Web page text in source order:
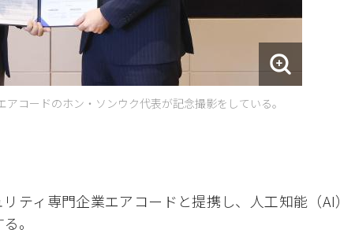
コードのホン・ソンウク代表が記念撮影をしている。
ティ専門企業エアコードと提携し、人工知能（AI）
。